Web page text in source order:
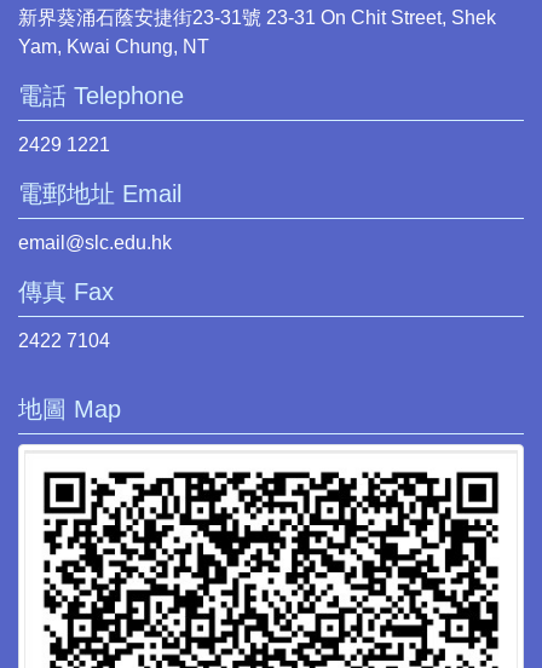
新界葵涌石蔭安捷街23-31號 23-31 On Chit Street, Shek
Yam, Kwai Chung, NT
電話 Telephone
2429 1221
電郵地址 Email
email@slc.edu.hk
傳真 Fax
2422 7104
地圖 Map